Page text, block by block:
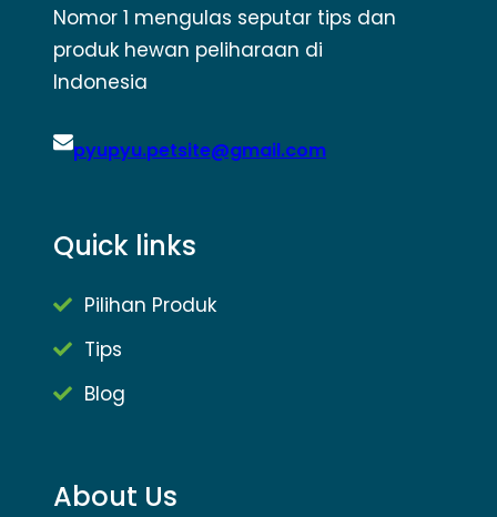
Nomor 1 mengulas seputar tips dan
produk hewan peliharaan di
Indonesia
pyupyu.petsite@gmail.com
Quick links
Pilihan Produk
Tips
Blog
About Us